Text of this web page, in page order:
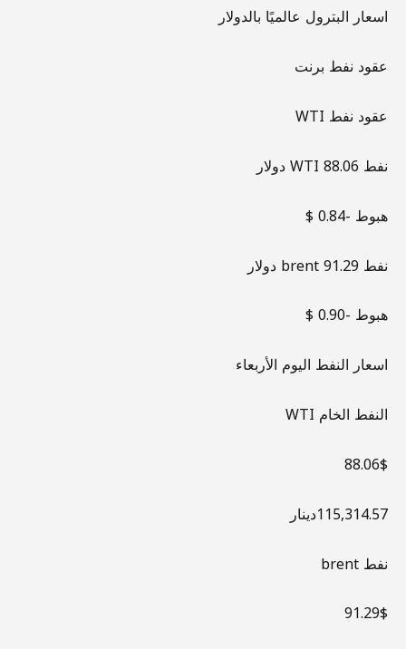
اسعار البترول عالميًا بالدولار
عقود نفط برنت
عقود نفط WTI
نفط WTI 88.06 دولار
هبوط -0.84 $
نفط brent 91.29 دولار
هبوط -0.90 $
اسعار النفط اليوم الأربعاء
النفط الخام WTI
88.06$
115,314.57دينار
نفط brent
91.29$